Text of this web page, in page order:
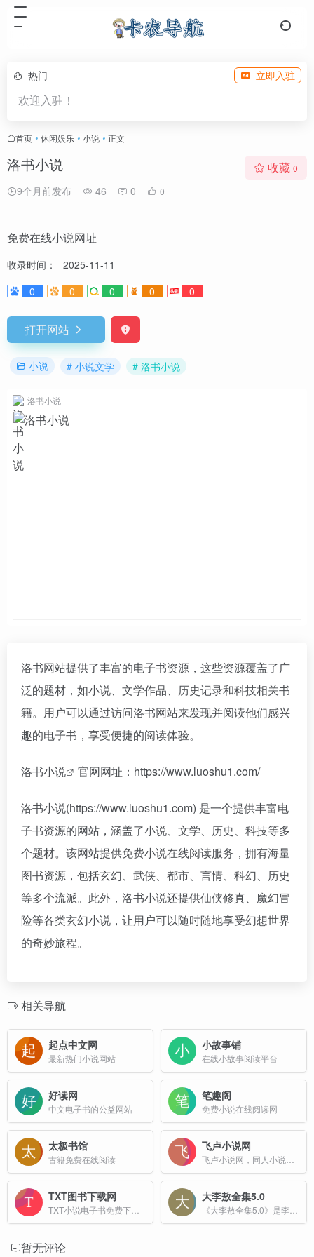
热门 立即入驻
欢迎入驻！
首页 • 休闲娱乐 • 小说 • 正文
洛书小说
9个月前发布 46 0 0
收藏 0
免费在线小说网址
收录时间：
2025-11-11
0
0 0 0 0
打开网站
小说 # 小说文学 # 洛书小说
洛书小说
洛书网站提供了丰富的电子书资源，这些资源覆盖了广
泛的题材，如小说、文学作品、历史记录和科技相关书
籍。用户可以通过访问洛书网站来发现并阅读他们感兴
趣的电子书，享受便捷的阅读体验。
洛书小说 官网网址：https://www.luoshu1.com/
洛书小说(https://www.luoshu1.com) 是一个提供丰富电
子书资源的网站，涵盖了小说、文学、历史、科技等多
个题材。该网站提供免费小说在线阅读服务，拥有海量
图书资源，包括玄幻、武侠、都市、言情、科幻、历史
等多个流派。此外，洛书小说还提供仙侠修真、魔幻冒
险等各类玄幻小说，让用户可以随时随地享受幻想世界
的奇妙旅程。
相关导航
起点中文网
最新热门小说网站
小故事铺
在线小故事阅读平台
好读网
中文电子书的公益网站
笔趣阁
免费小说在线阅读网
太极书馆
古籍免费在线阅读
飞卢小说网
TXT图书下载网 大李敖全集5.0
暂无评论